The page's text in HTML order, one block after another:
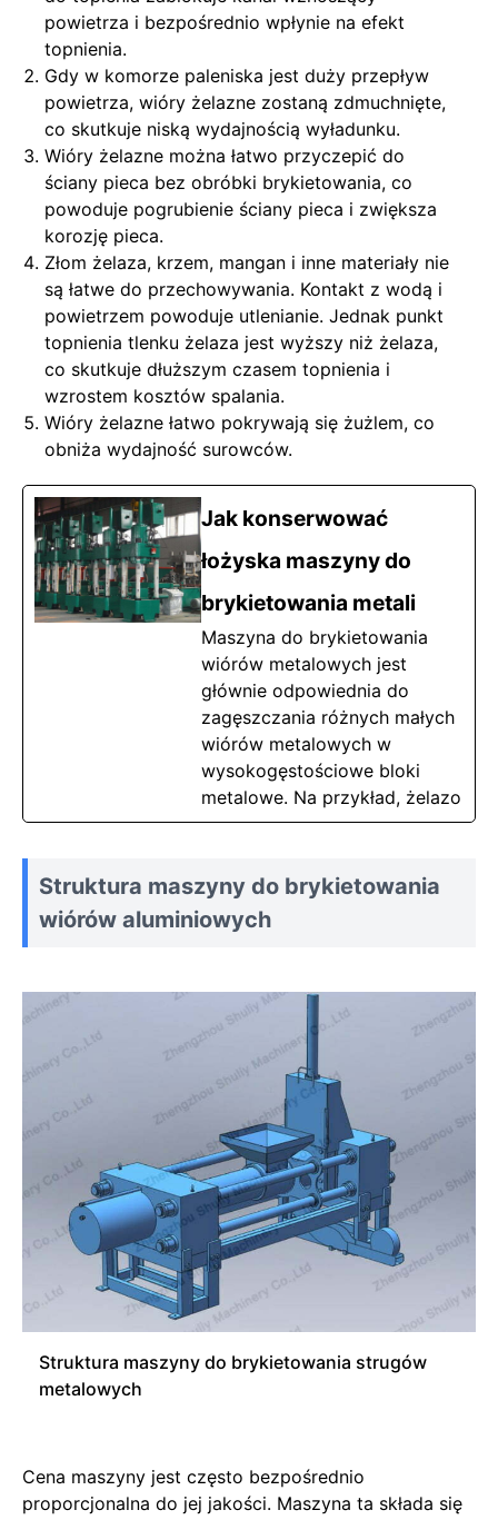
powietrza i bezpośrednio wpłynie na efekt
topnienia.
Gdy w komorze paleniska jest duży przepływ
powietrza, wióry żelazne zostaną zdmuchnięte,
co skutkuje niską wydajnością wyładunku.
Wióry żelazne można łatwo przyczepić do
ściany pieca bez obróbki brykietowania, co
powoduje pogrubienie ściany pieca i zwiększa
korozję pieca.
Złom żelaza, krzem, mangan i inne materiały nie
są łatwe do przechowywania. Kontakt z wodą i
powietrzem powoduje utlenianie. Jednak punkt
topnienia tlenku żelaza jest wyższy niż żelaza,
co skutkuje dłuższym czasem topnienia i
wzrostem kosztów spalania.
Wióry żelazne łatwo pokrywają się żużlem, co
obniża wydajność surowców.
Jak konserwować
łożyska maszyny do
brykietowania metali
Maszyna do brykietowania
wiórów metalowych jest
głównie odpowiednia do
zagęszczania różnych małych
wiórów metalowych w
wysokogęstościowe bloki
metalowe. Na przykład, żelazo
Struktura maszyny do brykietowania
wiórów aluminiowych
Struktura maszyny do brykietowania strugów
metalowych
Cena maszyny jest często bezpośrednio
proporcjonalna do jej jakości. Maszyna ta składa się